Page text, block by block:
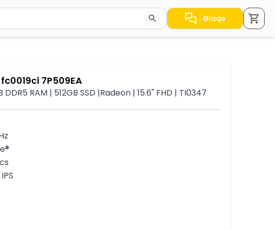
basın və ya nəticələr arasında keçid etmək üçün ox
Əlaqə
7P509EA
DDR5 RAM | 512GB SSD |Radeon | 15.6" FHD | TI0347